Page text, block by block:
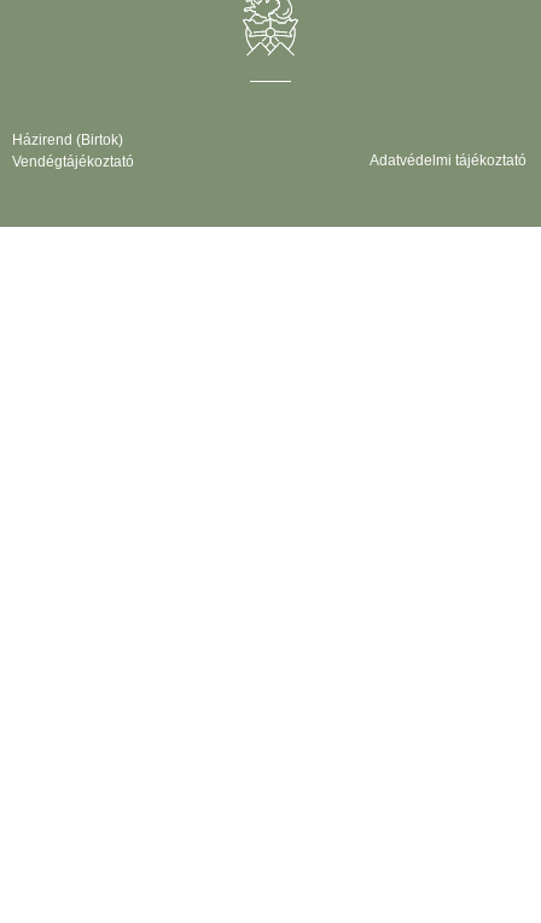
Házirend (Birtok)
Vendégtájékoztató
Adatvédelmi tájékoztató